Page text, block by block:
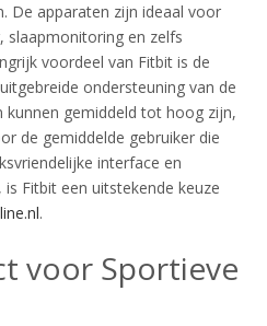
De apparaten zijn ideaal voor
slaapmonitoring en zelfs
voordeel van Fitbit is de
ondersteuning van de
kunnen gemiddeld tot hoog zijn,
de gemiddelde gebruiker die
interface en
Fitbit een uitstekende keuze
.
voor Sportieve